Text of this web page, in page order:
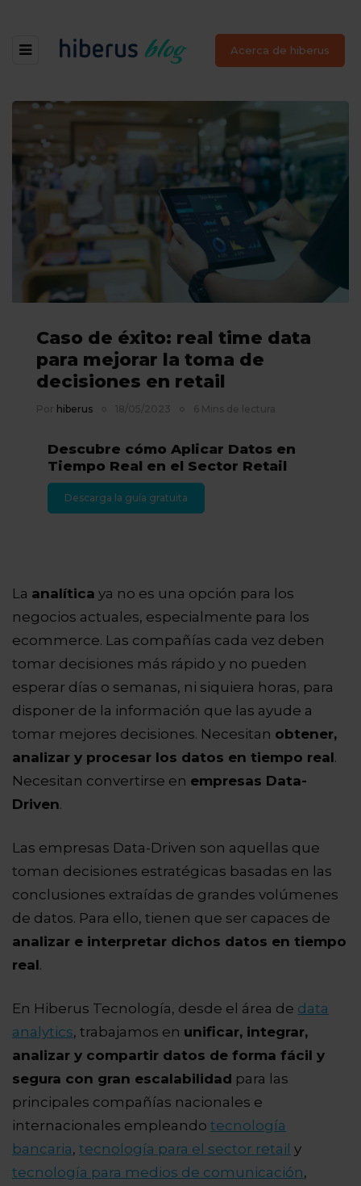
Acerca de hiberus
Caso de éxito: real time data
para mejorar la toma de
decisiones en retail
Por hiberus 18/05/2023 6 Mins de lectura
Descubre cómo Aplicar Datos en
Tiempo Real en el Sector Retail
Descarga la guía gratuita
La analítica ya no es una opción para los
negocios actuales, especialmente para los
ecommerce. Las compañías cada vez deben
tomar decisiones más rápido y no pueden
esperar días o semanas, ni siquiera horas, para
disponer de la información que las ayude a
tomar mejores decisiones. Necesitan obtener,
analizar y procesar los datos en tiempo real.
Necesitan convertirse en empresas Data-
Driven.
Las empresas Data-Driven son aquellas que
toman decisiones estratégicas basadas en las
conclusiones extraídas de grandes volúmenes
de datos. Para ello, tienen que ser capaces de
analizar e interpretar dichos datos en tiempo
real.
En Hiberus Tecnología, desde el área de data
analytics, trabajamos en unificar, integrar,
analizar y compartir datos de forma fácil y
segura con gran escalabilidad para las
principales compañías nacionales e
internacionales empleando tecnología
bancaria, tecnología para el sector retail y
tecnología para medios de comunicación,